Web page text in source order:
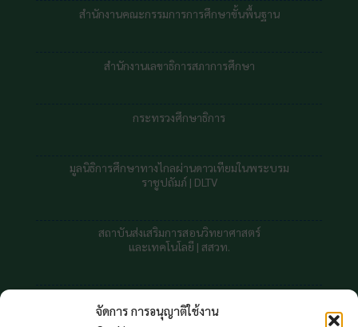
จัดการ การอนุญาติใช้งาน
สำนักงานคณะกรรมการการศึกษาขั้นพื้นฐาน
สำนักงานเลขาธิการสภาการศึกษา
กระทรวงศึกษาธิการ
มูลนิธิการศึกษาทางไกลผ่านดาวเทียมในพระบรม
ราชูปถัมภ์ | DLTV
สถาบันส่งเสริมการสอนวิทยาศาสตร์
และเทคโนโลยี | สสวท.